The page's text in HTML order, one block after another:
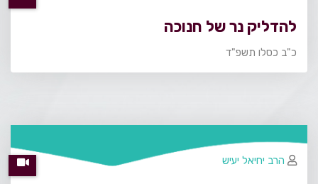
להדליק נר של חנוכה
כ"ב כסלו תשפ"ד
הרב יחיאל יעיש